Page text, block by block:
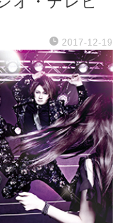
2017-12-19